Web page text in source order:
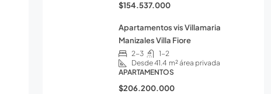
$154.537.000
Apartamentos vis Villamaria
Manizales Villa Fiore
2-3
1-2
Desde 41.4 m² área privada
APARTAMENTOS
$206.200.000